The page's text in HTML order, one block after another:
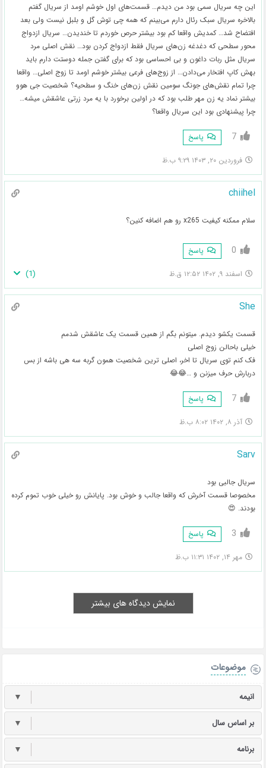
این چه سریال سمی بود من دیدم… قسمت‌های اول خوشم اومد از سریال گفتم
بالاخره سریال سبک رئال دارم می‌بینم که همه چی توش گل و بلبل نیست ولی بعد
افتضاح شد… کمدیش واقعا کم بود بیشتر حرص خوردم تا خندیدن… سریال ازدواج
محور سطحی که دغدغه زن‌های سریال فقط ازدواج کردن بود… نقش اصلی مرد
سریال مثل ربات داغون و بی احساسی بود که برای گفتن جمله دوستت دارم باید
بهش کاپ افتخار می‌دادن… از زوج‌های فرعی بیشتر خوشم اومد تا زوج اصلی… واقعا
چرا تمام نقش‌های جونگ سومین نقش زن‌های خنگ و سطحیه؟ شخصیت جی هوو
بیشتر نماد یه زن مهر طلب بود که در اولین برخورد با یه مرد زرتی عاشقش میشه…
چرا پیشنهادی بود این سریال واقعا؟
7 پاسخ
فروردین ۲۰, ۱۴۰۳ ۹:۲۹ ب.ظ
chiihel
سلام ممکنه کیفیت x265 رو هم اضافه کنین؟
0 پاسخ
اسفند ۹, ۱۴۰۲ ۱۲:۵۲ ق.ظ (
1
)
She
قسمت یکشو دیدم. میتونم بگم از همین قسمت یک عاشقش شدمم
خیلی باحالن زوج اصلی
فک کنم توی سریال تا اخر، اصلی ترین شخصیت همون گربه سه هی باشه از بس
دربارش حرف میزنن و …😂😂
7 پاسخ
آذر ۸, ۱۴۰۲ ۸:۰۲ ب.ظ
Sarv
سریال جالبی بود
مخصوصا قسمت آخرش که واقعا جالب و خوش بود. پایانش رو خیلی خوب تموم کرده
بودند. 😍
3 پاسخ
مهر ۱۴, ۱۴۰۲ ۱۱:۳۱ ب.ظ
نمایش دیدگاه های بیشتر
موضوعات
انیمه ▼
بر اساس سال ▼
برنامه ▼